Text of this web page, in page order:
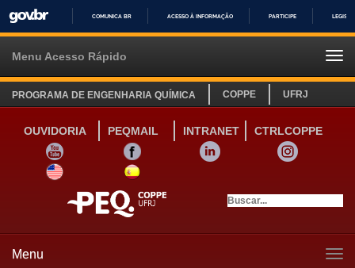
IR
COMUNICA BR ACESSO À INFORMAÇÃO PARTICIPE
Menu Acesso Rápido
PROGRAMA DE ENGENHARIA QUÍMICA COPPE UFRJ
OUVIDORIA PEQMAIL INTRANET
CTRLCOPPE
YOUTUBE
FACEBOOK LINKEDIN
INSTAGRAM
SITE INGLÊS
LINK SITE ESPANHOL
Menu